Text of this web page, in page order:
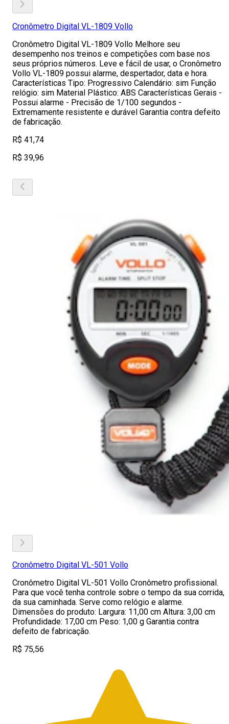
Cronômetro Digital VL-1809 Vollo
Cronômetro Digital VL-1809 Vollo Melhore seu
desempenho nos treinos e competições com base nos
seus próprios números. Leve e fácil de usar, o Cronômetro
Vollo VL-1809 possui alarme, despertador, data e hora.
Características Tipo: Progressivo Calendário: sim Função
relógio: sim Material Plástico: ABS Características Gerais -
Possui alarme - Precisão de 1/100 segundos -
Extremamente resistente e durável Garantia contra defeito
de fabricação.
R$ 41,74
R$ 39,96
Cronômetro Digital VL-501 Vollo
Cronômetro Digital VL-501 Vollo Cronômetro profissional.
Para que você tenha controle sobre o tempo da sua corrida,
da sua caminhada. Serve como relógio e alarme.
Dimensões do produto: Largura: 11,00 cm Altura: 3,00 cm
Profundidade: 17,00 cm Peso: 1,00 g Garantia contra
defeito de fabricação.
R$ 75,56